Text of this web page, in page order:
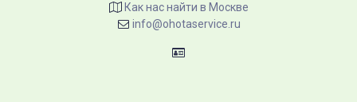
Как нас найти в Москве
info@ohotaservice.ru